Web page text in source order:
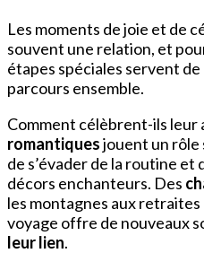
Les moments de joie et de
souvent une relation, et
étapes spéciales servent de
parcours ensemble.
Comment célèbrent-ils leur
romantiquesjouent un
de s’évader de la routine
décors enchanteurs. Des
les montagnes aux retraites
voyage offre de nouveaux
leur lien.